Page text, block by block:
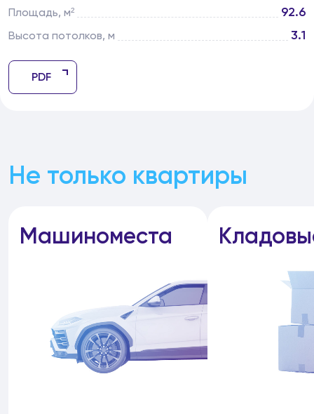
Площадь, м² 92.6
Высота потолков, м 3.1
PDF
Не только квартиры
Машиноместа